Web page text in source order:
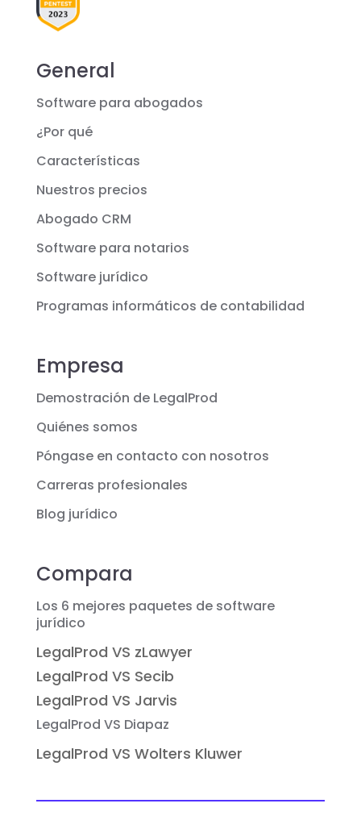
General
Software para abogados
¿Por qué
Características
Nuestros precios
Abogado CRM
Software para notarios
Software jurídico
Programas informáticos de contabilidad
Empresa
Demostración de LegalProd
Quiénes somos
Póngase en contacto con nosotros
Carreras profesionales
Blog jurídico
Compara
Los 6 mejores paquetes de software
jurídico
LegalProd VS zLawyer
LegalProd VS Secib
LegalProd VS Jarvis
LegalProd VS Diapaz
LegalProd VS Wolters Kluwer